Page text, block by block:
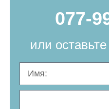
077-
или